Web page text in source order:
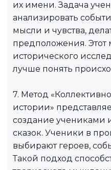
их имени. Задача
анализировать
мысли и чувства,
предположения. Этот
исторического
лучше понять
7. Метод
истории»
создание учениками
сказок. Ученики в
выбирают героев,
Такой подход